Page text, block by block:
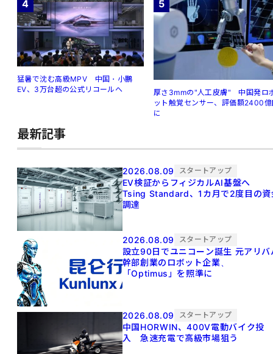
4
猛暑で沈む高級MPV 中国・小鵬
EV、3万台超の公式リコールへ
5
厚さ3mmの"人工皮膚" 中国発ロ
ット触覚センサー、評価額2400
に
最新記事
2026.08.09 スタートアップ
EV検証からフィジカルAI基盤へ
Tsing Standard、1カ月で2度目の資
調達
2026.08.09 スタートアップ
設立90日でユニコーン誕生 元アリババ
幹部創業のロボット企業、
「Optimus」を照準に
2026.08.09 スタートアップ
中国HORWIN、400V電動バイク投
入 急速充電で高級市場狙う